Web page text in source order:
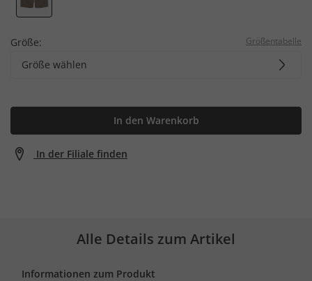
Größe: Größentabelle
Größe wählen
In den Warenkorb
In der Filiale finden
Alle Details zum Artikel
Informationen zum Produkt